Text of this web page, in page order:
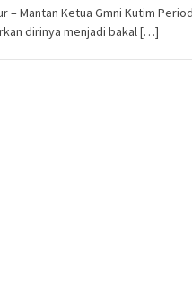
– Mantan Ketua Gmni Kutim
dirinya menjadi bakal […]